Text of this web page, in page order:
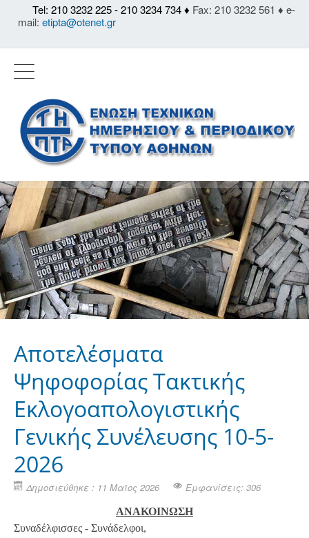
Tel: 210 3232 225 - 210 3234 734 ♦ Fax: 210 3232 561 ♦ e-
mail: etipta@otenet.gr
Αποτελέσματα
Ψηφοφορίας Τακτικής
Εκλογοαπολογιστικής
Γενικής Συνέλευσης 10-5-
2026
Δημοσιεύθηκε : 11 Μαϊος 2026 Εμφανίσεις: 306
ΑΝΑΚΟΙΝΩΣΗ
Συναδέλφισσες - Συνάδελφοι,